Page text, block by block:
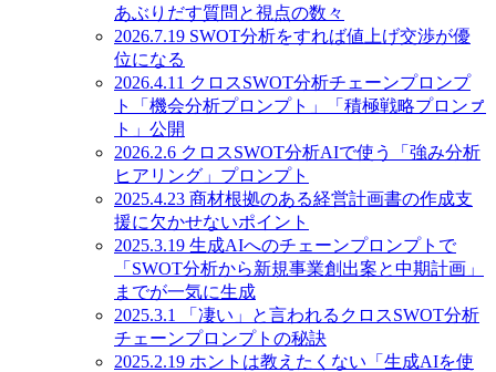
あぶりだす質問と視点の数々
2026.7.19 SWOT分析をすれば値上げ交渉が優
位になる
2026.4.11 クロスSWOT分析チェーンプロンプ
ト「機会分析プロンプト」「積極戦略プロンㇷ゚
ト」公開
2026.2.6 クロスSWOT分析AIで使う「強み分析
ヒアリング」プロンプト
2025.4.23 商材根拠のある経営計画書の作成支
援に欠かせないポイント
2025.3.19 生成AIへのチェーンプロンプトで
「SWOT分析から新規事業創出案と中期計画」
までが一気に生成
2025.3.1 「凄い」と言われるクロスSWOT分析
チェーンプロンプトの秘訣
2025.2.19 ホントは教えたくない「生成AIを使